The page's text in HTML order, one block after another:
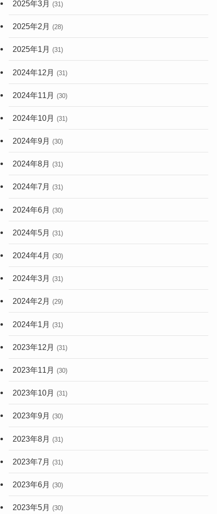
2025年3月 (31)
2025年2月 (28)
2025年1月 (31)
2024年12月 (31)
2024年11月 (30)
2024年10月 (31)
2024年9月 (30)
2024年8月 (31)
2024年7月 (31)
2024年6月 (30)
2024年5月 (31)
2024年4月 (30)
2024年3月 (31)
2024年2月 (29)
2024年1月 (31)
2023年12月 (31)
2023年11月 (30)
2023年10月 (31)
2023年9月 (30)
2023年8月 (31)
2023年7月 (31)
2023年6月 (30)
2023年5月 (30)